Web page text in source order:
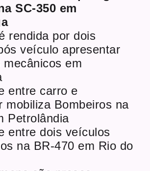
SC-350 em
rendida por dois
veículo apresentar
mecânicos em
entre carro e
mobiliza Bombeiros na
Petrolândia
entre dois veículos
na BR-470 em Rio do